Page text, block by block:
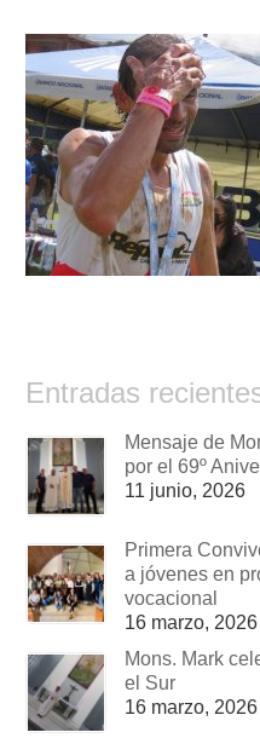
Entradas
Mensaje de
por el 69º
11 junio, 2026
Primera
a jóvenes en
vocacional
16 marzo, 2026
Mons. Mark
el Sur
16 marzo, 2026